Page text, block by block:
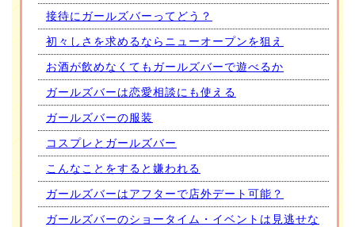
接待にガールズバーってどう？
初々しさを求めるならニューオープンを狙え
お酒が飲めなくてもガールズバーで遊べるか
ガールズバーは恋愛相談にも使える
ガールズバーの服装
コスプレとガールズバー
こんなことをすると嫌われる
ガールズバーはアフターで店外デート可能？
ガールズバーのショータイム・イベントは見逃せな